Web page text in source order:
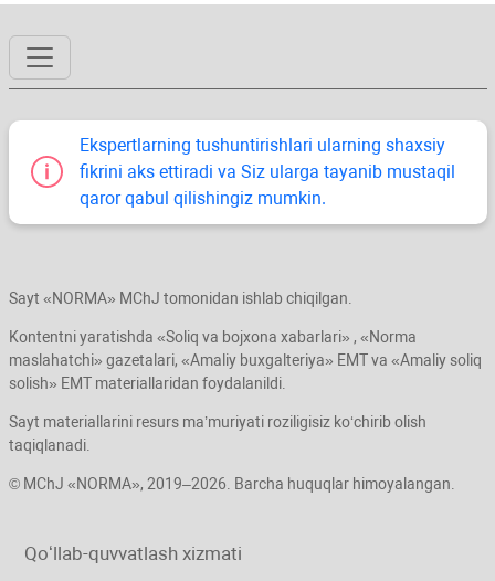
Ekspertlarning tushuntirishlari ularning shaхsiy
fikrini aks ettiradi va Siz ularga tayanib mustaqil
qaror qabul qilishingiz mumkin.
Sayt «NORMA» MChJ tomonidan ishlab chiqilgan.
Kontentni yaratishda «Soliq va bojхona хabarlari» , «Norma
maslahatchi» gazetalari, «Amaliy buхgalteriya» EMT va «Amaliy soliq
solish» EMT materiallaridan foydalanildi.
Sayt materiallarini resurs ma’muriyati roziligisiz koʻchirib olish
taqiqlanadi.
© MChJ «NORMA», 2019–2026. Barcha huquqlar himoyalangan.
Qoʻllab-quvvatlash хizmati